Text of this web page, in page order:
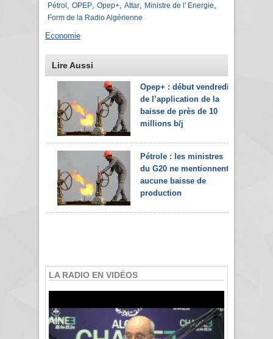
Pétrol
OPEP Opep+ Attar Ministre de l' Energie
Form de la Radio Algérienne
Economie
Lire Aussi
Opep+ : début vendredi
de l’application de la
baisse de près de 10
millions b/j
Pétrole : les ministres
du G20 ne mentionnent
aucune baisse de
production
LA RADIO EN VIDÉOS